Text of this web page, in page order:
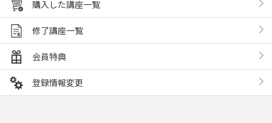
購入した講座一覧
修了講座一覧
会員特典
登録情報変更